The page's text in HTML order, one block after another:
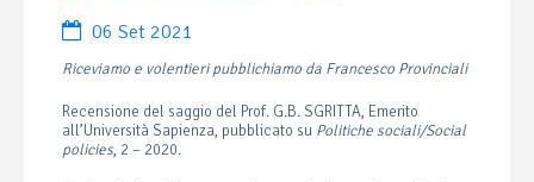
06 Set 2021
Riceviamo e volentieri pubblichiamo da Francesco Provinciali
Recensione del saggio del Prof. G.B. SGRITTA, Emerito
all’Università Sapienza, pubblicato su Politiche sociali/Social
policies, 2 – 2020.